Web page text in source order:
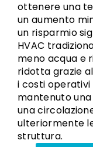
ottenere una
un aumento
un risparmio
HVAC
meno acqua e
ridotta grazie
i costi operativi
mantenuto
una
ulteriormente
struttura.